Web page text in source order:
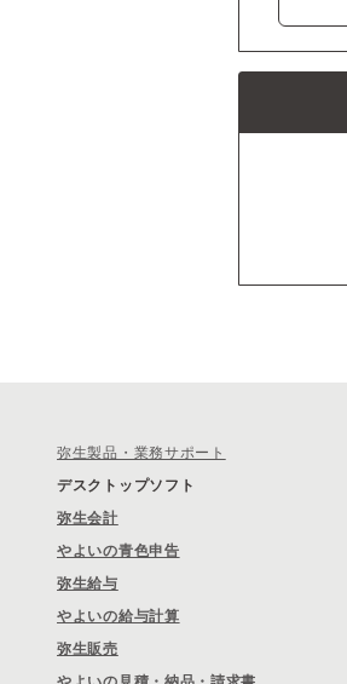
弥生製品・業務サポート
デスクトップソフト
弥生会計
やよいの青色申告
弥生給与
やよいの給与計算
弥生販売